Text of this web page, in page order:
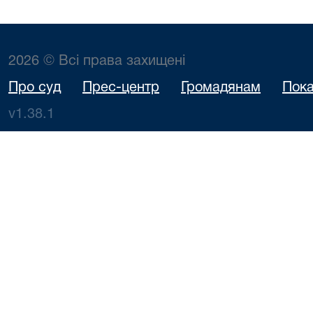
2026 © Всі права захищені
Про суд Прес-центр Громадянам
v1.38.1